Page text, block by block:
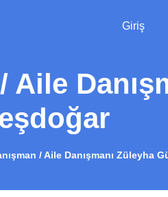
Giriş
/ Aile Danışmanı Züleyha